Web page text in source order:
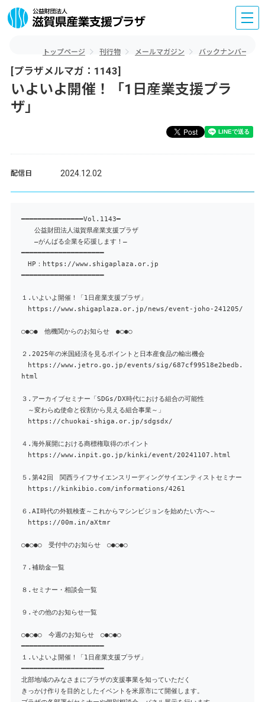
トップページ 刊行物 メールマガジン バックナンバー
[プラザメルマガ：1143]
いよいよ開催！「1日産業支援プラ
ザ」
配信日 2024.12.02
━━━━━━━━━━━━━━━Vol.1143━
公益財団法人滋賀県産業支援プラザ
―がんばる企業を応援します！―
━━━━━━━━━━━━━━━━━━━━
HP：https://www.shigaplaza.or.jp
━━━━━━━━━━━━━━━━━━━━
１.いよいよ開催！「1日産業支援プラザ」
https://www.shigaplaza.or.jp/news/event-joho-241205/
○●○● 他機関からのお知らせ ●○●○
２.2025年の米国経済を見るポイントと日本産食品の輸出機会
https://www.jetro.go.jp/events/sig/687cf99518e2bedb.
html
３.アーカイブセミナー「SDGs/DX時代における組合の可能性
～変わらぬ使命と役割から見える組合事業～」
https://chuokai-shiga.or.jp/sdgsdx/
４.海外展開における商標権取得のポイント
https://www.inpit.go.jp/kinki/event/20241107.html
５.第42回 関西ライフサイエンスリーディングサイエンティストセミナー
https://kinkibio.com/informations/4261
６.AI時代の外観検査～これからマシンビジョンを始めたい方へ～
https://00m.in/aXtmr
○●○●○ 受付中のお知らせ ○●○●○
７.補助金一覧
８.セミナー・相談会一覧
９.その他のお知らせ一覧
○●○●○ 今週のお知らせ ○●○●○
━━━━━━━━━━━━━━━━━━━━
１.いよいよ開催！「1日産業支援プラザ」
━━━━━━━━━━━━━━━━━━━━
北部地域のみなさまにプラザの支援事業を知っていただく
きっかけ作りを目的としたイベントを米原市にて開催します。